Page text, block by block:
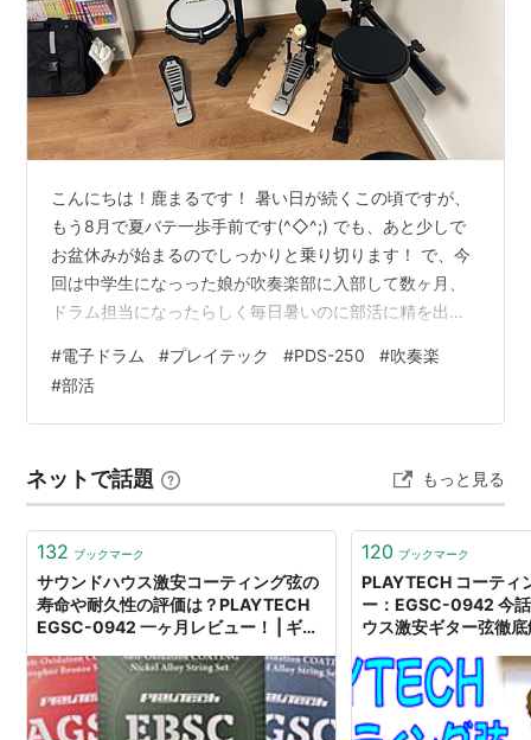
こんにちは！鹿まるです！ 暑い日が続くこの頃ですが、
もう8月で夏バテ一歩手前です(^◇^;) でも、あと少しで
お盆休みが始まるのでしっかりと乗り切ります！ で、今
回は中学生になっった娘が吹奏楽部に入部して数ヶ月、
ドラム担当になったらしく毎日暑いのに部活に精を出し
することになりました！ でも、家の作りから考えて、さ
すがに実物のドラムスを買うのは難しいので、手頃な電
子ドラムを中古でもいいので探してたらいいのがありま
は！！！いってみましょう！！！ ■購入した電子ドラム
はPlayTechのPDS-250…
#電子ドラム #プレイテック #PDS-250 #吹奏楽
#部活
ネットで話題 もっと見る
132 ブックマーク
サウンドハウス激安コーティング弦の
寿命や耐久性の評価は？PLAYTECH
EGSC-0942 一ヶ月レビュー！ | ギタ
120 ブックマーク
PLAYTECH コーティ
ー：EGSC-0942 今
ウス激安ギター弦徹